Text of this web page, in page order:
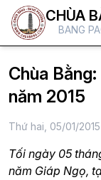
CHÙA
BANG
Chùa
năm 2015
Thứ hai, 05/01/
Tối ngày 05
năm Giáp Ngọ,